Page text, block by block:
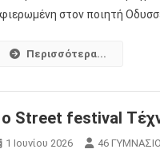
στον ποιητή
Περισσότερα...
Street festival
1 Ιουνίου 2026 46